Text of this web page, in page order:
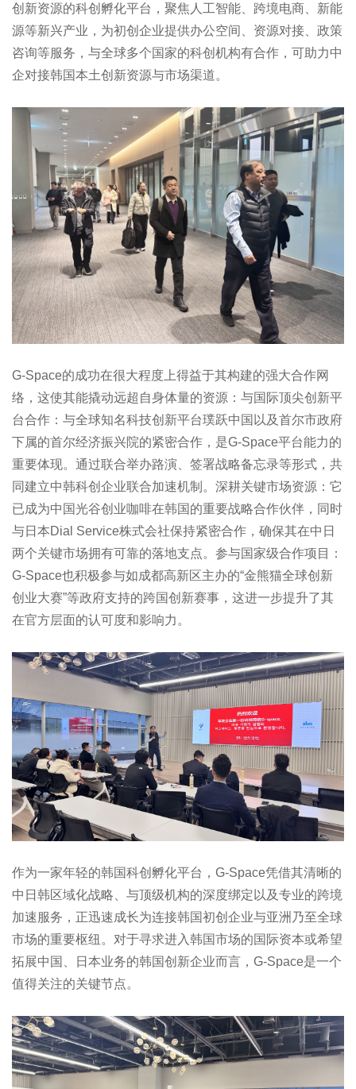
创新资源的科创孵化平台，聚焦人工智能、跨境电商、新能
源等新兴产业，为初创企业提供办公空间、资源对接、政策
咨询等服务，与全球多个国家的科创机构有合作，可助力中
企对接韩国本土创新资源与市场渠道。
G-Space的成功在很大程度上得益于其构建的强大合作网
络，这使其能撬动远超自身体量的资源：与国际顶尖创新平
台合作：与全球知名科技创新平台璞跃中国以及首尔市政府
下属的首尔经济振兴院的紧密合作，是G-Space平台能力的
重要体现。通过联合举办路演、签署战略备忘录等形式，共
同建立中韩科创企业联合加速机制。深耕关键市场资源：它
已成为中国光谷创业咖啡在韩国的重要战略合作伙伴，同时
与日本Dial Service株式会社保持紧密合作，确保其在中日
两个关键市场拥有可靠的落地支点。参与国家级合作项目：
G-Space也积极参与如成都高新区主办的“金熊猫全球创新
创业大赛”等政府支持的跨国创新赛事，这进一步提升了其
在官方层面的认可度和影响力。
作为一家年轻的韩国科创孵化平台，G-Space凭借其清晰的
中日韩区域化战略、与顶级机构的深度绑定以及专业的跨境
加速服务，正迅速成长为连接韩国初创企业与亚洲乃至全球
市场的重要枢纽。对于寻求进入韩国市场的国际资本或希望
拓展中国、日本业务的韩国创新企业而言，G-Space是一个
值得关注的关键节点。